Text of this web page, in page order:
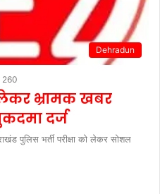
Dehradun
260
लेकर भ्रामक खबर
दर्ज
पुलिस भर्ती परीक्षा को लेकर सोशल